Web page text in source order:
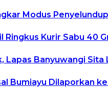
Modus
Kurir Sabu 40
Lapas Banyuwangi
Bumiayu Dilaporkan